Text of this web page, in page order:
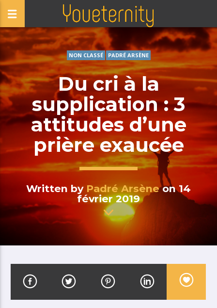
NON CLASSÉ PADRÉ ARSÈNE
Du cri à la
supplication : 3
attitudes d’une
prière exaucée
Written by Padré Arsèneon 14
février 2019